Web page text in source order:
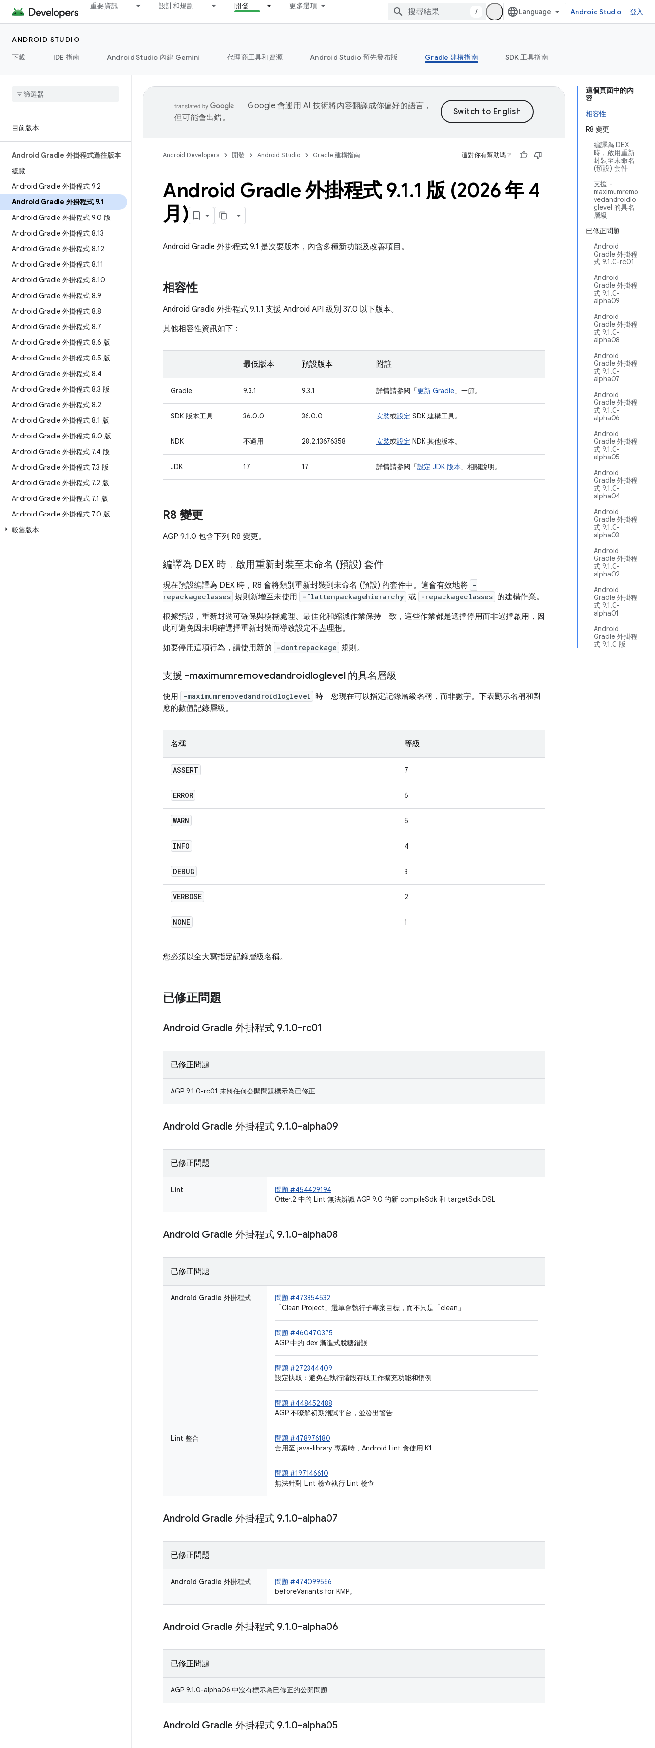
重要資訊 設計和規劃 開發 更多選項
/ Android Studio 登入
ANDROID STUDIO
下載
IDE 指南 Android Studio 內建 Gemini 代理商工具和資源 Android Studio 預先發布版 Gradle 建構指南 SDK 工具指南
目前版本
Android Gradle 外掛程式過往版本
總覽
Android Gradle 外掛程式 9.2
Android Gradle 外掛程式 9.1
Android Gradle 外掛程式 9.0 版
Android Gradle 外掛程式 8.13
Android Gradle 外掛程式 8.12
Android Gradle 外掛程式 8.11
Android Gradle 外掛程式 8.10
Android Gradle 外掛程式 8.9
Android Gradle 外掛程式 8.8
Android Gradle 外掛程式 8.7
Android Gradle 外掛程式 8.6 版
Android Gradle 外掛程式 8.5 版
Android Gradle 外掛程式 8.4
Android Gradle 外掛程式 8.3 版
Android Gradle 外掛程式 8.2
Android Gradle 外掛程式 8.1 版
Android Gradle 外掛程式 8.0 版
Android Gradle 外掛程式 7.4 版
Android Gradle 外掛程式 7.3 版
Android Gradle 外掛程式 7.2 版
Android Gradle 外掛程式 7.1 版
Android Gradle 外掛程式 7.0 版
較舊版本
這個頁面中的內
容
相容性
R8 變更
編譯為 DEX
時，啟用重新
封裝至未命名
(預設) 套件
支援 -
maximumremo
vedandroidlo
glevel 的具名
層級
已修正問題
Android
Gradle 外掛程
式 9.1.0-rc01
Android
Gradle 外掛程
式 9.1.0-
alpha09
Android
Gradle 外掛程
式 9.1.0-
alpha08
Android
Gradle 外掛程
式 9.1.0-
alpha07
Android
Gradle 外掛程
式 9.1.0-
alpha06
Android
Gradle 外掛程
式 9.1.0-
alpha05
Android
Gradle 外掛程
式 9.1.0-
alpha04
Android
Gradle 外掛程
式 9.1.0-
alpha03
Android
Gradle 外掛程
式 9.1.0-
alpha02
Android
Gradle 外掛程
式 9.1.0-
alpha01
Android
Gradle 外掛程
式 9.1.0 版
Google 會運用 AI 技術將內容翻譯成你偏好的語言，
但可能會出錯。
Android Developers 開發 Android Studio Gradle 建構指南 這對你有幫助嗎？
Android Gradle 外掛程式 9.1.1 版 (2026 年 4
月)
Android Gradle 外掛程式 9.1 是次要版本，內含多種新功能及改善項目。
相容性
Android Gradle 外掛程式 9.1.1 支援 Android API 級別 37.0 以下版本。
其他相容性資訊如下：
最低版本 預設版本 附註
Gradle 9.3.1 9.3.1 詳情請參閱「更新 Gradle 」一節。
SDK 版本工具 36.0.0 36.0.0 安裝或設定 SDK 建構工具。
NDK 不適用 28.2.13676358 安裝或設定 NDK 其他版本。
JDK 17 17 詳情請參閱「設定 JDK 版本 」相關說明。
R8 變更
AGP 9.1.0 包含下列 R8 變更。
編譯為 DEX 時，啟用重新封裝至未命名 (預設) 套件
現在預設編譯為 DEX 時，R8 會將類別重新封裝到未命名 (預設) 的套件中。這會有效地將 -
repackageclasses 規則新增至未使用 -flattenpackagehierarchy 或 -repackageclasses 的建構作業。
根據預設，重新封裝可確保與模糊處理、最佳化和縮減作業保持一致，這些作業都是選擇停用而非選擇啟用，因
此可避免因未明確選擇重新封裝而導致設定不盡理想。
如要停用這項行為，請使用新的
-dontrepackage 規則。
支援 -maximumremovedandroidloglevel 的具名層級
使用 -maximumremovedandroidloglevel 時，您現在可以指定記錄層級名稱，而非數字。下表顯示名稱和對
應的數值記錄層級。
名稱 等級
ASSERT 7
ERROR 6
WARN 5
INFO 4
DEBUG 3
VERBOSE 2
NONE 1
您必須以全大寫指定記錄層級名稱。
已修正問題
Android Gradle 外掛程式 9.1.0-rc01
已修正問題
AGP 9.1.0-rc01 未將任何公開問題標示為已修正
Android Gradle 外掛程式 9.1.0-alpha09
已修正問題
Lint
問題 #454429194
Otter.2 中的 Lint 無法辨識 AGP 9.0 的新 compileSdk 和 targetSdk DSL
Android Gradle 外掛程式 9.1.0-alpha08
已修正問題
Android Gradle 外掛程式
問題 #473854532
「Clean Project」選單會執行子專案目標，而不只是「clean」
問題 #460470375
AGP 中的 dex 漸進式脫糖錯誤
問題 #272344409
設定快取：避免在執行階段存取工作擴充功能和慣例
問題 #448452488
AGP 不瞭解初期測試平台，並發出警告
Lint 整合
問題 #478976180
套用至 java-library 專案時，Android Lint 會使用 K1
問題 #197146610
無法針對 Lint 檢查執行 Lint 檢查
Android Gradle 外掛程式 9.1.0-alpha07
已修正問題
Android Gradle 外掛程式
問題 #474099556
beforeVariants for KMP。
Android Gradle 外掛程式 9.1.0-alpha06
已修正問題
AGP 9.1.0-alpha06 中沒有標示為已修正的公開問題
Android Gradle 外掛程式 9.1.0-alpha05